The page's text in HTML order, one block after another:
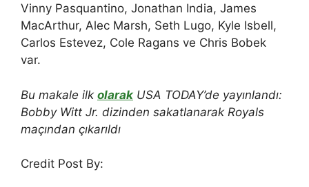
Vinny Pasquantino, Jonathan India, James
MacArthur, Alec Marsh, Seth Lugo, Kyle Isbell,
Carlos Estevez, Cole Ragans ve Chris Bobek
var.
Bu makale ilk olarak USA TODAY’de yayınlandı:
Bobby Witt Jr. dizinden sakatlanarak Royals
maçından çıkarıldı
Credit Post By: